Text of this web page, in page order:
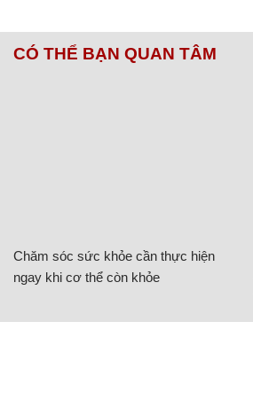
CÓ THỂ BẠN QUAN TÂM
Chăm sóc sức khỏe cần thực hiện
ngay khi cơ thể còn khỏe